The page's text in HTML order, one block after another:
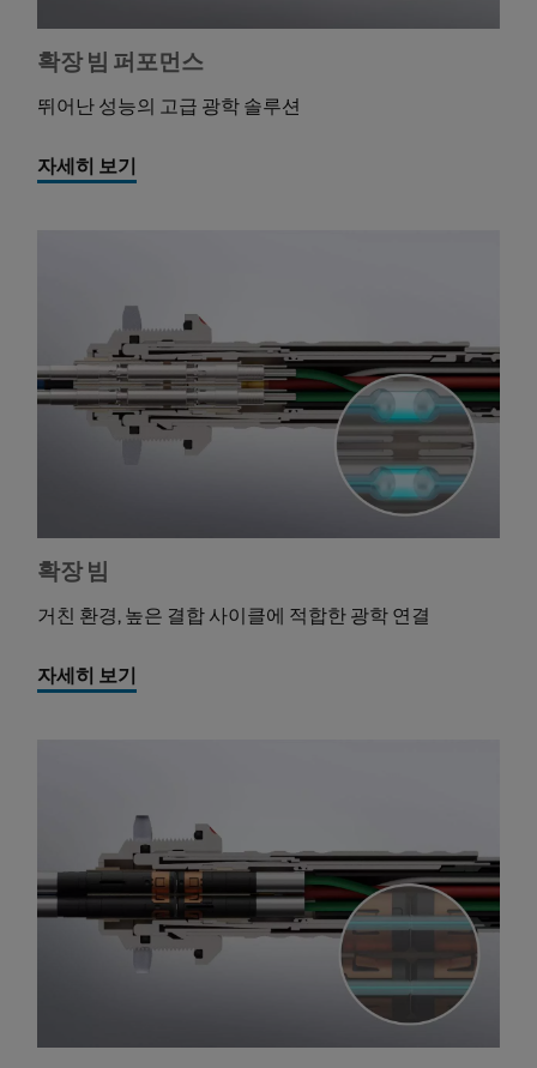
확장 빔 퍼포먼스
뛰어난 성능의 고급 광학 솔루션
자세히 보기
확장 빔
거친 환경, 높은 결합 사이클에 적합한 광학 연결
자세히 보기